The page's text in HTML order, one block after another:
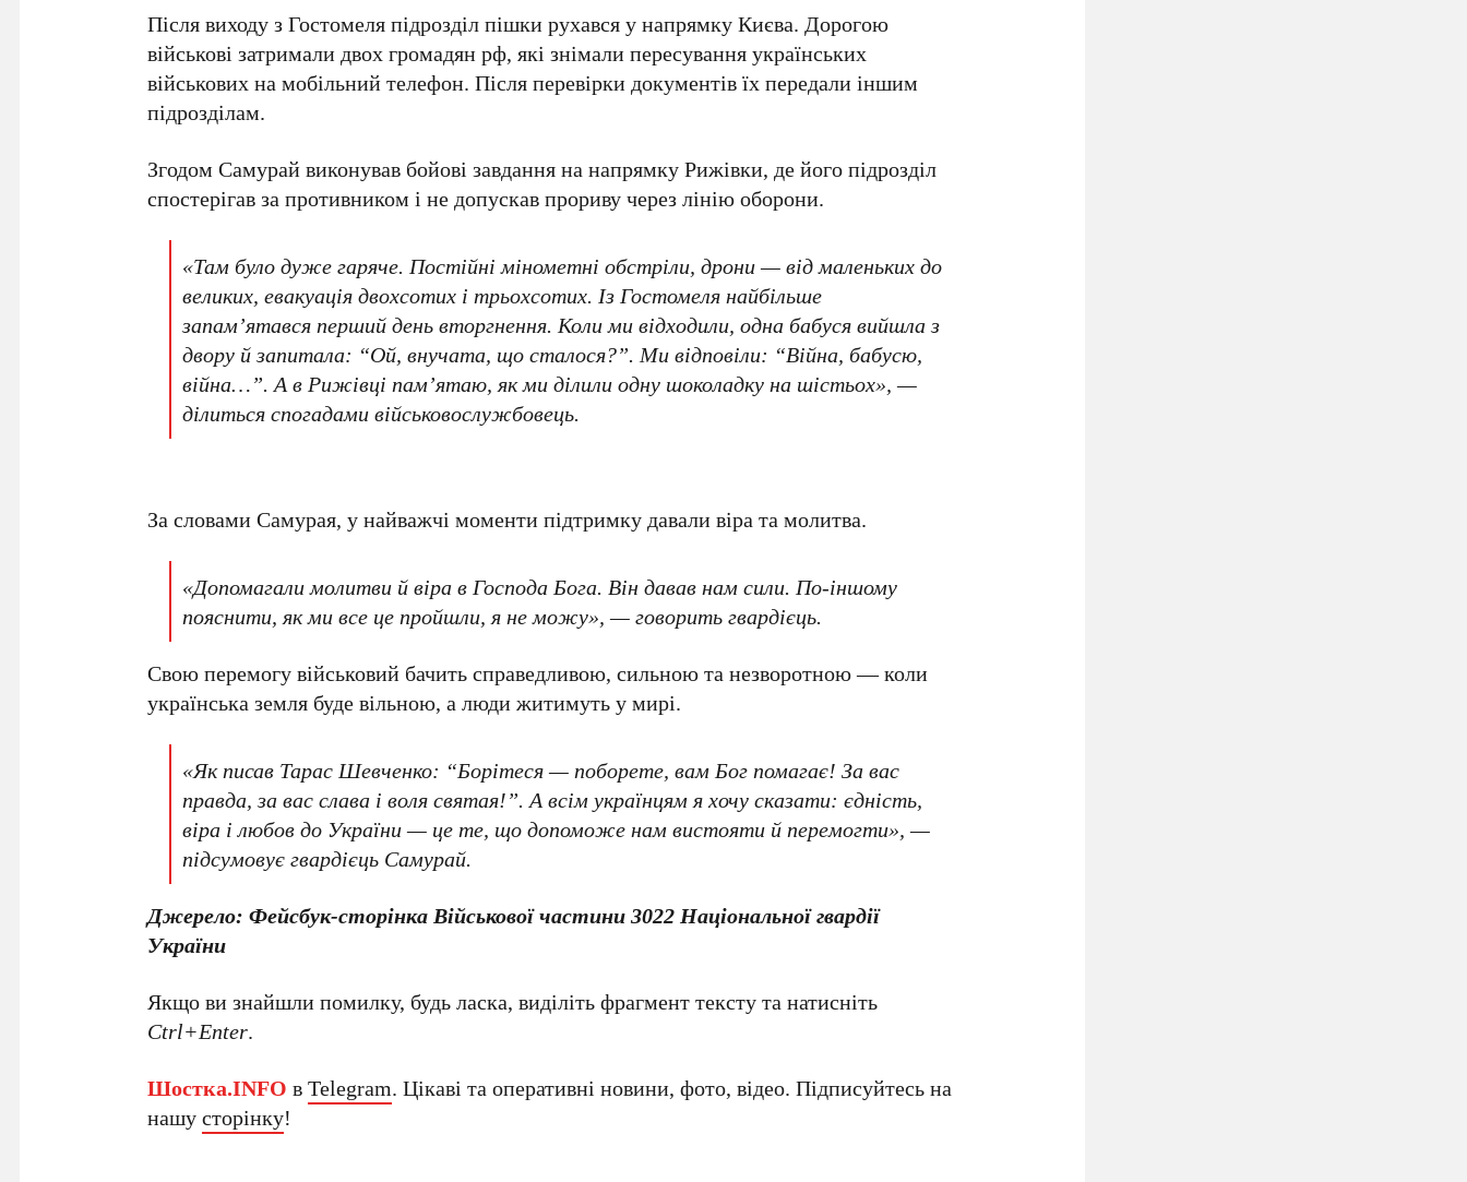
Після виходу з Гостомеля підрозділ пішки рухався у напрямку Києва. Дорогою
військові затримали двох громадян рф, які знімали пересування українських
військових на мобільний телефон. Після перевірки документів їх передали іншим
підрозділам.
Згодом Самурай виконував бойові завдання на напрямку Рижівки, де його підрозділ
спостерігав за противником і не допускав прориву через лінію оборони.
«Там було дуже гаряче. Постійні мінометні обстріли, дрони — від маленьких до
великих, евакуація двохсотих і трьохсотих. Із Гостомеля найбільше
запам’ятався перший день вторгнення. Коли ми відходили, одна бабуся вийшла з
двору й запитала: “Ой, внучата, що сталося?”. Ми відповіли: “Війна, бабусю,
війна…”. А в Рижівці пам’ятаю, як ми ділили одну шоколадку на шістьох», —
ділиться спогадами військовослужбовець.
За словами Самурая, у найважчі моменти підтримку давали віра та молитва.
«Допомагали молитви й віра в Господа Бога. Він давав нам сили. По-іншому
пояснити, як ми все це пройшли, я не можу», — говорить гвардієць.
Свою перемогу військовий бачить справедливою, сильною та незворотною — коли
українська земля буде вільною, а люди житимуть у мирі.
«Як писав Тарас Шевченко: “Борітеся — поборете, вам Бог помагає! За вас
правда, за вас слава і воля святая!”. А всім українцям я хочу сказати: єдність,
віра і любов до України — це те, що допоможе нам вистояти й перемогти», —
підсумовує гвардієць Самурай.
Джерело: Фейсбук-сторінка Військової частини 3022 Національної гвардії
України
Якщо ви знайшли помилку, будь ласка, виділіть фрагмент тексту та натисніть
Ctrl+Enter.
Шостка.INFO вTelegram. Цікаві та оперативні новини, фото, відео. Підписуйтесь на
нашусторінку!